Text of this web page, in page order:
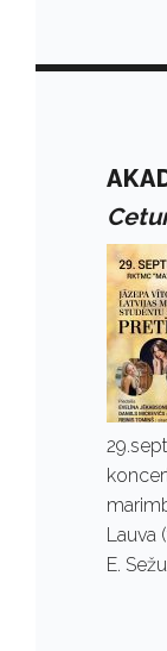
e
Lauva
E.